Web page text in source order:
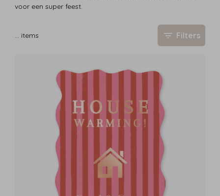
voor een super feest.
items Filters